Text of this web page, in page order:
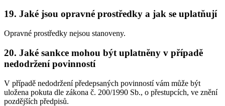
19. Jaké jsou opravné prostředky a jak se uplatňují
Opravné prostředky nejsou stanoveny.
20. Jaké sankce mohou být uplatněny v případě
nedodržení povinností
V případě nedodržení předepsaných povinností vám může být
uložena pokuta dle zákona č. 200/1990 Sb., o přestupcích, ve znění
pozdějších předpisů.